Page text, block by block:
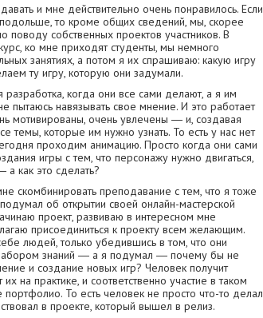
и мне действительно очень понравилось. Если
то кроме общих сведений, мы, скорее
поводу собственных проектов участников. В
ко мне приходят студенты, мы немного
занятиях, а потом я их спрашиваю: какую игру
ту игру, которую они задумали.
разработка, когда они все сами делают, а я им
пытаюсь навязывать свое мнение. И это работает
мотивированы, очень увлечены ― и, создавая
темы, которые им нужно узнать. То есть у нас нет
проходим анимацию. Просто когда они сами
игры с тем, что персонажу нужно двигаться,
как это сделать?
скомбинировать преподавание с тем, что я тоже
об открытии своей онлайн-мастерской
проект, развиваю в интересном мне
присоединиться к проекту всем желающим.
людей, только убедившись в том, что они
знаний ― а я подумал ― почему бы не
и создание новых игр? Человек получит
на практике, и соответственно участие в таком
То есть человек не просто что-то делал
в проекте, который вышел в релиз.